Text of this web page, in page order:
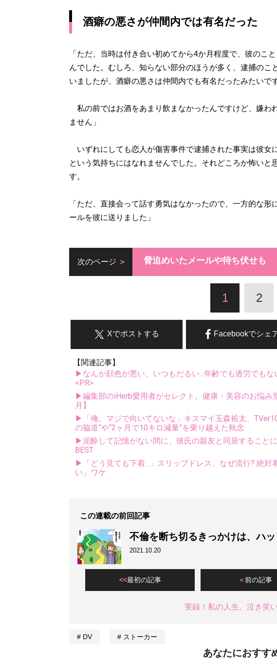
酒癖の悪さが仲間内では有名だった
「ただ、当時は付き合い初めてから4か月程度で、彼のこ
んでした。むしろ、知らない部分のほうが多く、逮捕のこ
いましたが、酒癖の悪さは仲間内でも有名だったみたいです
私の前ではお酒をあまり飲まなかったんですけど、嫌わ
ません」
いずれにしても恋人が傷害事件で逮捕された事実は彼女
という気持ちにはなれませんでした。それどころか怖いと
す。
「ただ、直接会って話す勇気はなかったので、一方的な
ールを彼に送りました」
次のページ 脅迫めいたメールや待ち伏せも
1 2
Facebookでシェ
Xでポストする
【関連記事】
▶なんか顔色が悪い、いつもだるい...年齢でも過労でもな
<PR>
▶編集部のiHerb愛用者がセレクト。健康・美容のお悩み
月】
▶「俺、マジで向いてないな」キスマイ玉森裕太、
の脇道”や“2ヶ月で10キロ減量”を乗り越えた執念
▶泥酔して記憶がない間に、彼氏の親友と同居すること
BEST
▶「どう見ても下着...」スリップドレス、なぜ流行? 絶対
い」ワケ
この連載の前回記事
不倫を断ち切るきっかけは、ハ
2021.10.20
最初の記事 前の記事
実録！私の人生、泣き笑
DV ストーカー
あなたにおすす